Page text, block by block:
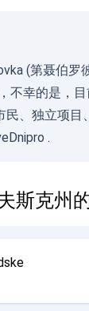
(第聂伯罗
不幸的是，
民、独立项目
.
斯克州